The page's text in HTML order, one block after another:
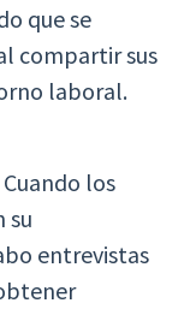
que se
compartir sus
laboral.
Cuando los
su
entrevistas